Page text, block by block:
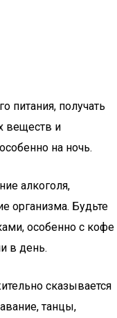
питания, получать
веществ и
на ночь.
алкоголя,
организма. Будьте
особенно с кофе
в день.
сказывается
танцы,